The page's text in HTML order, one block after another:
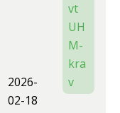
2026-
02-18
vt
UH
M-
kra
v